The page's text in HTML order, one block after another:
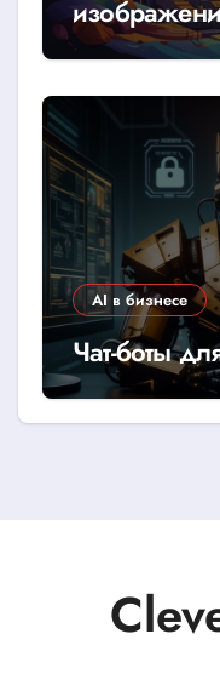
AI в бизнесе
Чат-боты